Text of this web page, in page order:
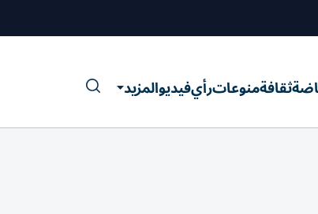
ثقافةمنوعاترأيفيديوالمزيد